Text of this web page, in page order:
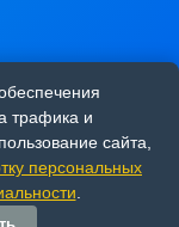
трафика и
сайта,
персональных